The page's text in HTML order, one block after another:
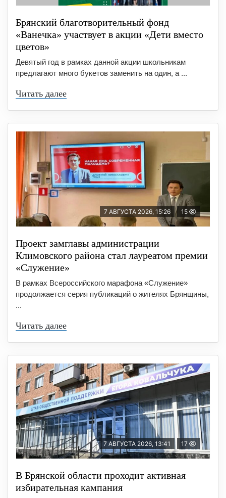
Брянский благотворительный фонд
«Ванечка» участвует в акции «Дети вместо
цветов»
Девятый год в рамках данной акции школьникам
предлагают много букетов заменить на один, а ...
Читать далее
7 АВГУСТА 2026, 15:26 15
Проект замглавы администрации
Климовского района стал лауреатом премии
«Служение»
В рамках Всероссийского марафона «Служение»
продолжается серия публикаций о жителях Брянщины,
...
Читать далее
7 АВГУСТА 2026, 13:41 17
В Брянской области проходит активная
избирательная кампания